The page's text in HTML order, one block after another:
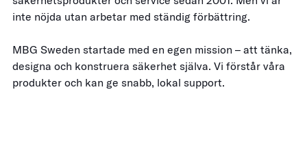
inte nöjda utan arbetar med ständig förbättring.
MBG Sweden startade med en egen mission – att tänka,
designa och konstruera säkerhet själva. Vi förstår våra
produkter och kan ge snabb, lokal support.